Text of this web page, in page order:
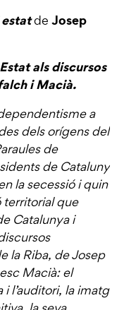
de Josep
als discursos
i Macià.
a
dels orígens del
de
de Catalunya
la secessió i quin
territorial que
Catalunya i
la Riba, de Josep
Macià: el
l’auditori, la imatge